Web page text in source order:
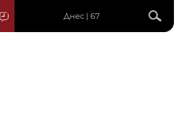
Днес | 67